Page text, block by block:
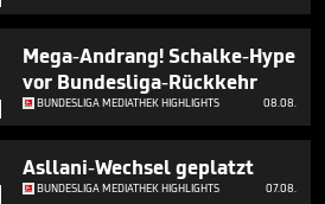
Mega-Andrang! Schalke-Hype
vor Bundesliga-Rückkehr
BUNDESLIGA MEDIATHEK HIGHLIGHTS 08.08.
Asllani-Wechsel geplatzt
BUNDESLIGA MEDIATHEK HIGHLIGHTS 07.08.